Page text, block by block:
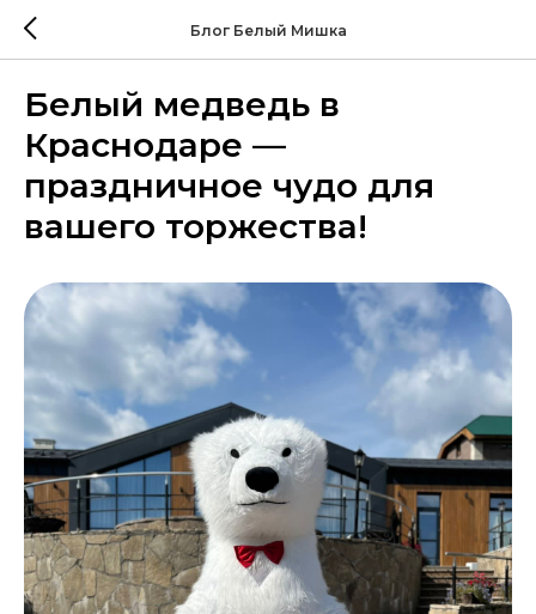
Блог Белый Мишка
Белый медведь в
Краснодаре —
праздничное чудо для
вашего торжества!